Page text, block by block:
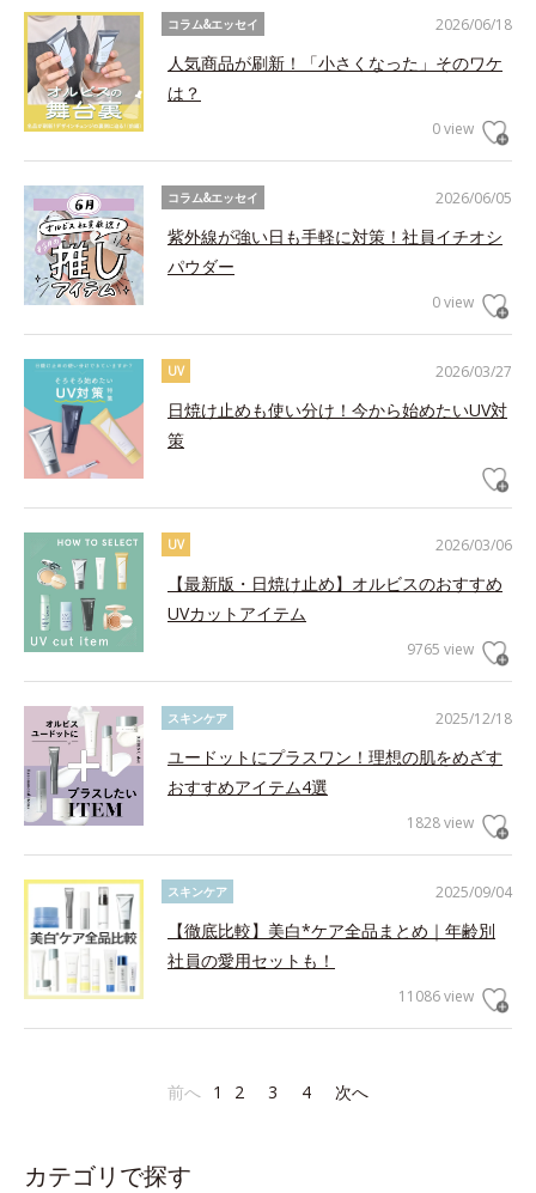
2026/06/18
コラム&エッセイ
人気商品が刷新！「小さくなった」そのワケ
は？
0 view
2026/06/05
コラム&エッセイ
紫外線が強い日も手軽に対策！社員イチオシ
パウダー
0 view
2026/03/27
UV
日焼け止めも使い分け！今から始めたいUV対
策
2026/03/06
UV
【最新版・日焼け止め】オルビスのおすすめ
UVカットアイテム
9765 view
2025/12/18
スキンケア
ユードットにプラスワン！理想の肌をめざす
おすすめアイテム4選
1828 view
2025/09/04
スキンケア
【徹底比較】美白*ケア全品まとめ｜年齢別
社員の愛用セットも！
11086 view
前へ 1 2 3 4 次へ
カテゴリで探す